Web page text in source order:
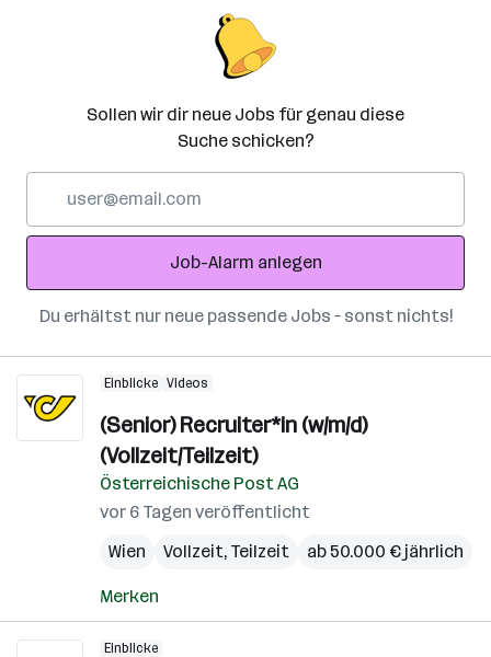
Sollen wir dir neue Jobs für genau diese
Suche schicken?
Adresse
Job-Alarm anlegen
Du erhältst nur neue passende Jobs – sonst nichts!
Einblicke Videos
(Senior) Recruiter*in (w/m/d)
(Vollzeit/Teilzeit)
Österreichische Post AG
vor 6 Tagen veröffentlicht
Wien
Vollzeit, Teilzeit ab 50.000 € jährlich
Merken
Einblicke